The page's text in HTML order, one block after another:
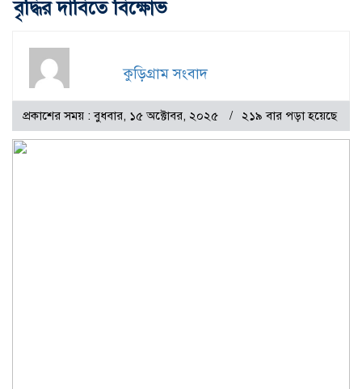
বৃদ্ধির দাবিতে বিক্ষোভ
কুড়িগ্রাম সংবাদ
প্রকাশের সময় : বুধবার, ১৫ অক্টোবর, ২০২৫ ২১৯ বার পড়া হয়েছে